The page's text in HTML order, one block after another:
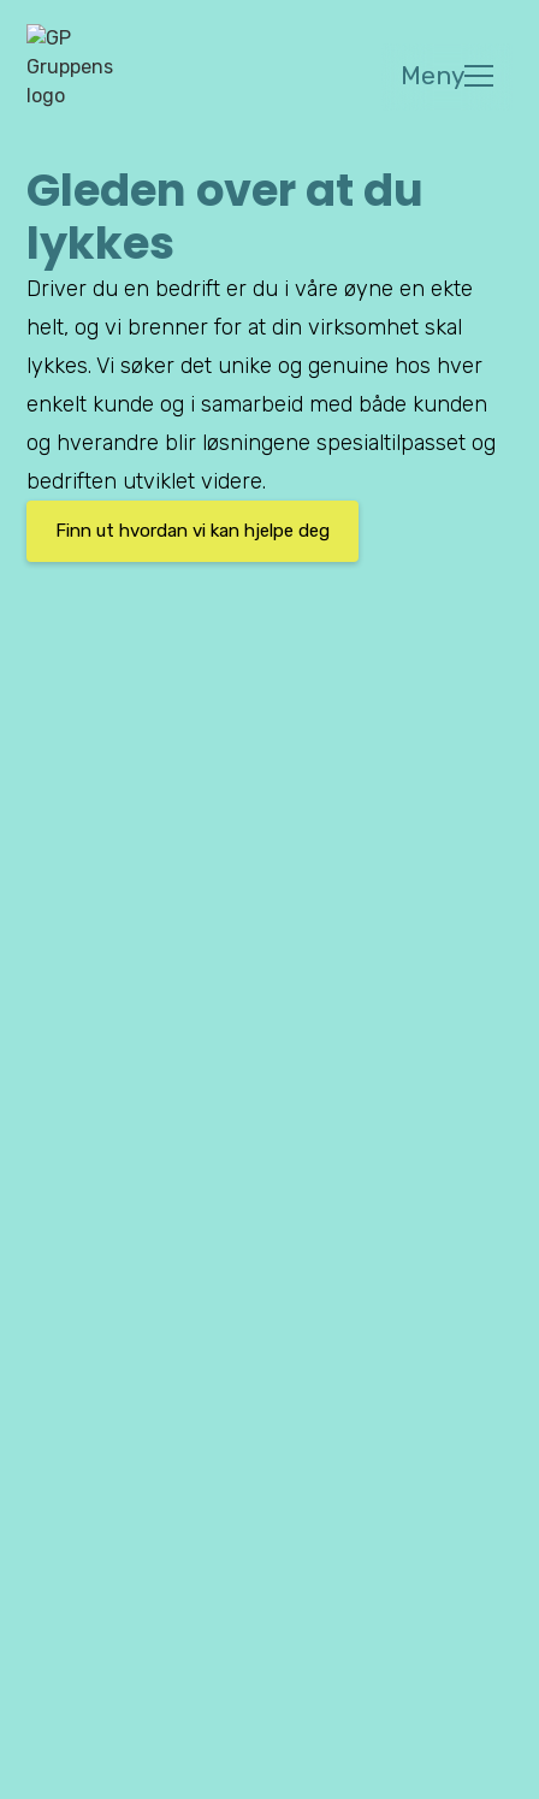
Meny
Gleden over at du
lykkes
Driver du en bedrift er du i våre øyne en ekte
helt, og vi brenner for at din virksomhet skal
lykkes. Vi søker det unike og genuine hos hver
enkelt kunde og i samarbeid med både kunden
og hverandre blir løsningene spesialtilpasset og
bedriften utviklet videre.
Finn ut hvordan vi kan hjelpe deg